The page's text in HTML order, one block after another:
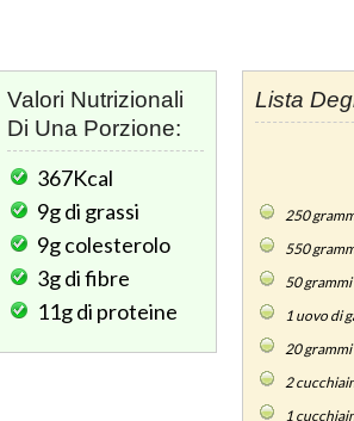
Lista
250
550
50grammi
1uovo di
20grammi
2
1
Valori Nutrizionali
Di Una Porzione:
367Kcal
9gdi grassi
9gcolesterolo
3gdi fibre
11gdi proteine